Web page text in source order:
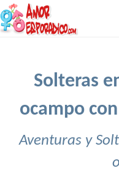
Solteras
ocampo
Aventuras y